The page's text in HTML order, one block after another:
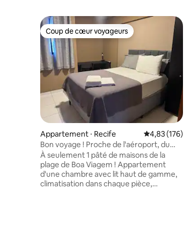
Coup de cœur voyageurs
Coup de cœur voyageurs
Appartement ⋅ Recife Évaluation
4,83 (176)
Bon voyage ! Proche de l'aéroport, du
centre commercial et de la plage
À seulement 1 pâté de maisons de la
plage de Boa Viagem ! Appartement
d'une chambre avec lit haut de gamme,
climatisation dans chaque pièce,